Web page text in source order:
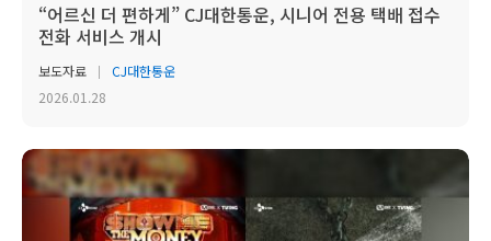
“어르신 더 편하게” CJ대한통운, 시니어 전용 택배 접수
전화 서비스 개시
보도자료
CJ대한통운
2026.01.28